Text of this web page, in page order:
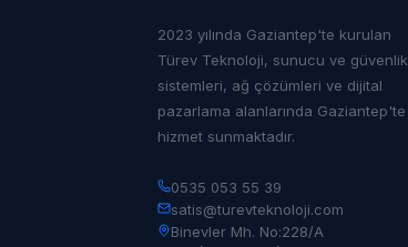
2023 yılında Gaziantep'te kurulan
Türev Teknoloji, sunucu ve güvenlik
sistemleri, ağ çözümleri ve dijital
pazarlama alanlarında Gaziantep'te
hizmet sunmaktadır.
0535 053 55 39
satis@turevteknoloji.com
Binevler Mh. No:228/A